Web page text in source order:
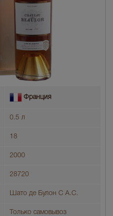
Франция
0.5 л
18
2000
28720
Шато де Булон C А.С.
Только самовывоз